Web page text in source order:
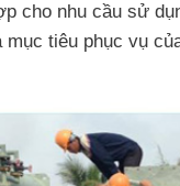
cho nhu cầu sử
tiêu phục vụ